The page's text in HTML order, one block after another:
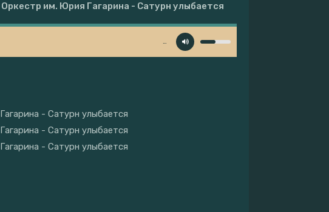
им. Юрия Гагарина - Сатурн улыбается
…
- Сатурн улыбается
- Сатурн улыбается
- Сатурн улыбается